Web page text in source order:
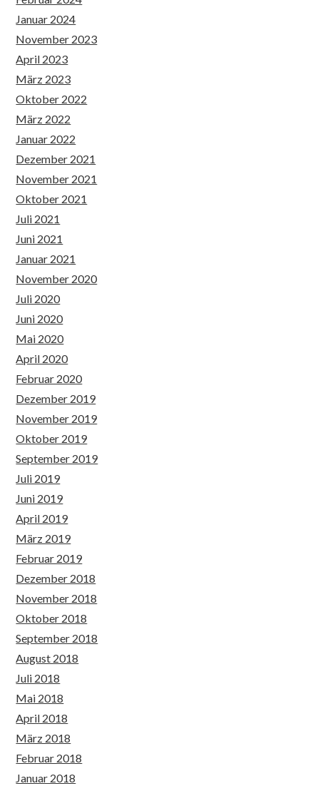
Januar 2024
November 2023
April 2023
März 2023
Oktober 2022
März 2022
Januar 2022
Dezember 2021
November 2021
Oktober 2021
Juli 2021
Juni 2021
Januar 2021
November 2020
Juli 2020
Juni 2020
Mai 2020
April 2020
Februar 2020
Dezember 2019
November 2019
Oktober 2019
September 2019
Juli 2019
Juni 2019
April 2019
März 2019
Februar 2019
Dezember 2018
November 2018
Oktober 2018
September 2018
August 2018
Juli 2018
Mai 2018
April 2018
März 2018
Februar 2018
Januar 2018